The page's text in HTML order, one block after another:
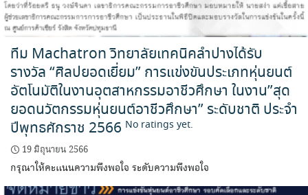
ทีม Machatron วิทยาลัยเทคนิคลำปางได้รับ
รางวัล “ศิลปยอดเยี่ยม” การแข่งขันประเภทหุ่นยนต์
อัตโนมัติในงานอุตสาหกรรมอาชีวศึกษา ในงาน”สุด
ยอดนวัตกรรมหุ่นยนต์อาชีวศึกษา” ระดับชาติ ประจำ
ปีพุทธศักราช 2566 No ratings yet.
19 มิถุนายน 2566
กรุณาให้คะแนนความพึงพอใจ ระดับความพึงพอใจ